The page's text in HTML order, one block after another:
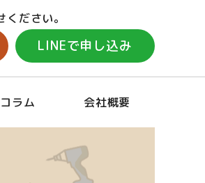
ださい。
LINEで申し込み
コラム 会社概要